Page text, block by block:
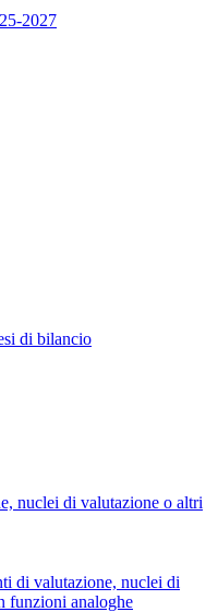
2027
di bilancio
nuclei di valutazione o altri
di valutazione, nuclei di
funzioni analoghe